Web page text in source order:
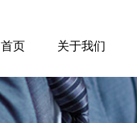
首页 关于我们
企业简介
管理团队